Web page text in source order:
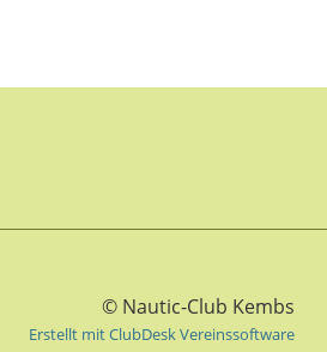
© Nautic-Club Kembs
Erstellt mit ClubDesk Vereinssoftware